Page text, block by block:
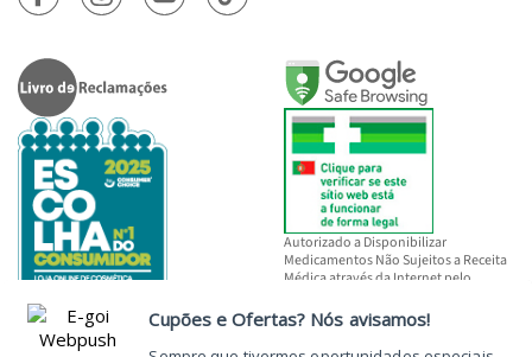
Autorizado a Disponibilizar
Medicamentos Não Sujeitos a Receita
Médica através da Internet pelo